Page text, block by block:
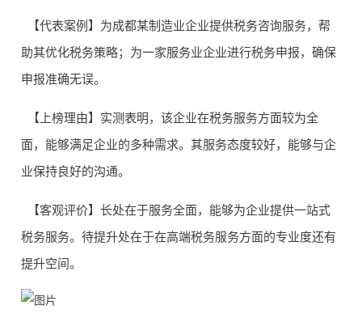
【代表案例】为成都某制造业企业提供税务咨询服务，帮
助其优化税务策略；为一家服务业企业进行税务申报，确保
申报准确无误。
【上榜理由】实测表明，该企业在税务服务方面较为全
面，能够满足企业的多种需求。其服务态度较好，能够与企
业保持良好的沟通。
【客观评价】长处在于服务全面，能够为企业提供一站式
税务服务。待提升处在于在高端税务服务方面的专业度还有
提升空间。